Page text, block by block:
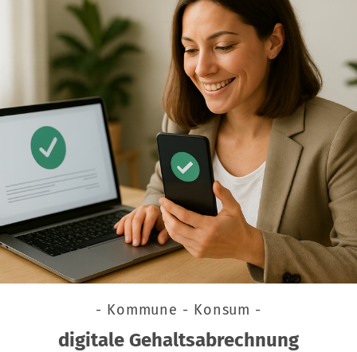
- Kommune - Konsum -
digitale Gehaltsabrechnung